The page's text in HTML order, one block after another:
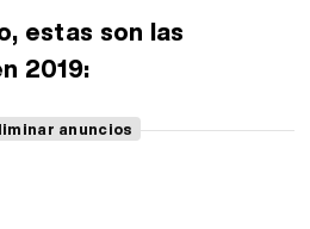
estas son las
2019:
anuncios